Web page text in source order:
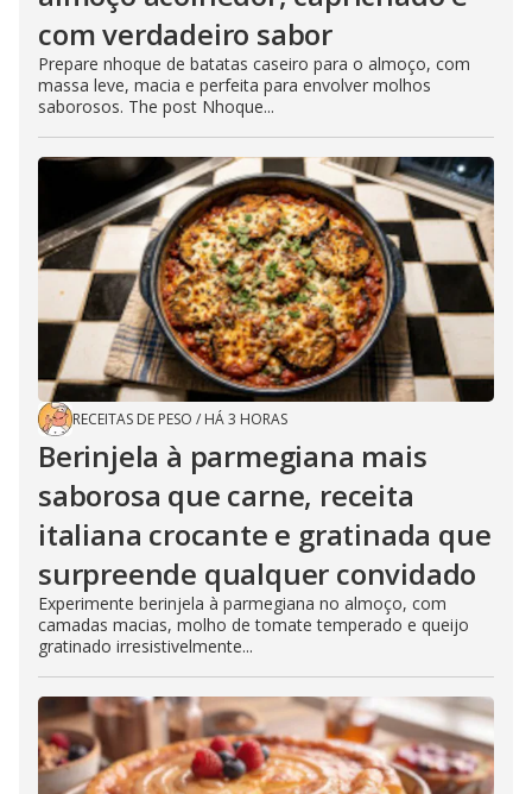
com verdadeiro sabor
Prepare nhoque de batatas caseiro para o almoço, com
massa leve, macia e perfeita para envolver molhos
saborosos. The post Nhoque...
RECEITAS DE PESO / HÁ 3 HORAS
Berinjela à parmegiana mais
saborosa que carne, receita
italiana crocante e gratinada que
surpreende qualquer convidado
Experimente berinjela à parmegiana no almoço, com
camadas macias, molho de tomate temperado e queijo
gratinado irresistivelmente...